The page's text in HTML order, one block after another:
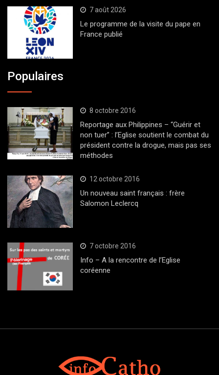
7 août 2026
Le programme de la visite du pape en
France publié
Populaires
8 octobre 2016
Reportage aux Philippines – “Guérir et
non tuer” : l’Eglise soutient le combat du
président contre la drogue, mais pas ses
méthodes
12 octobre 2016
Un nouveau saint français : frère
Salomon Leclercq
7 octobre 2016
Info – A la rencontre de l’Eglise
coréenne